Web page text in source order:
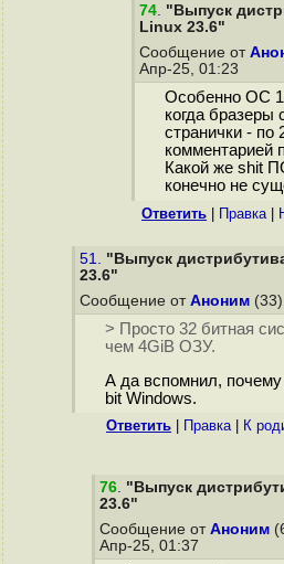
74. "Выпуск
Linux 23.6"
Сообщение от
Апр-25, 01:23
Особенно ОС
когда бразеры
странички - по
комментарией
Какой же shit
конечно не
Ответить Правка|
51. "Выпуск
23.6"
Сообщение от Аноним
> Просто 32 битная
чем 4GiB ОЗУ.
А да вспомнил,
bit Windows.
Ответить Правка| К
76. "Выпуск
23.6"
Сообщение от Аноним
Апр-25, 01:37